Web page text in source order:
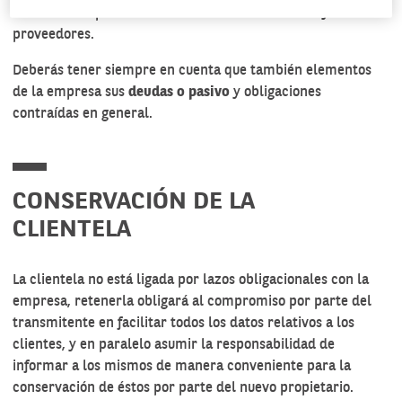
proveedores.
Deberás tener siempre en cuenta que también elementos
de la empresa sus deudas o pasivo y obligaciones
contraídas en general.
CONSERVACIÓN DE LA
CLIENTELA
La clientela no está ligada por lazos obligacionales con la
empresa, retenerla obligará al compromiso por parte del
transmitente en facilitar todos los datos relativos a los
clientes, y en paralelo asumir la responsabilidad de
informar a los mismos de manera conveniente para la
conservación de éstos por parte del nuevo propietario.